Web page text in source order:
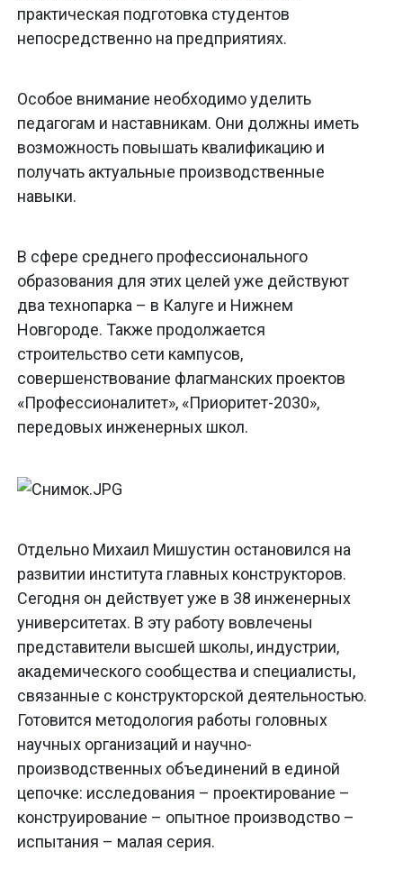
практическая подготовка студентов
непосредственно на предприятиях.
Особое внимание необходимо уделить
педагогам и наставникам. Они должны иметь
возможность повышать квалификацию и
получать актуальные производственные
навыки.
В сфере среднего профессионального
образования для этих целей уже действуют
два технопарка – в Калуге и Нижнем
Новгороде. Также продолжается
строительство сети кампусов,
совершенствование флагманских проектов
«Профессионалитет», «Приоритет-2030»,
передовых инженерных школ.
Отдельно Михаил Мишустин остановился на
развитии института главных конструкторов.
Сегодня он действует уже в 38 инженерных
университетах. В эту работу вовлечены
представители высшей школы, индустрии,
академического сообщества и специалисты,
связанные с конструкторской деятельностью.
Готовится методология работы головных
научных организаций и научно-
производственных объединений в единой
цепочке: исследования – проектирование –
конструирование – опытное производство –
испытания – малая серия.